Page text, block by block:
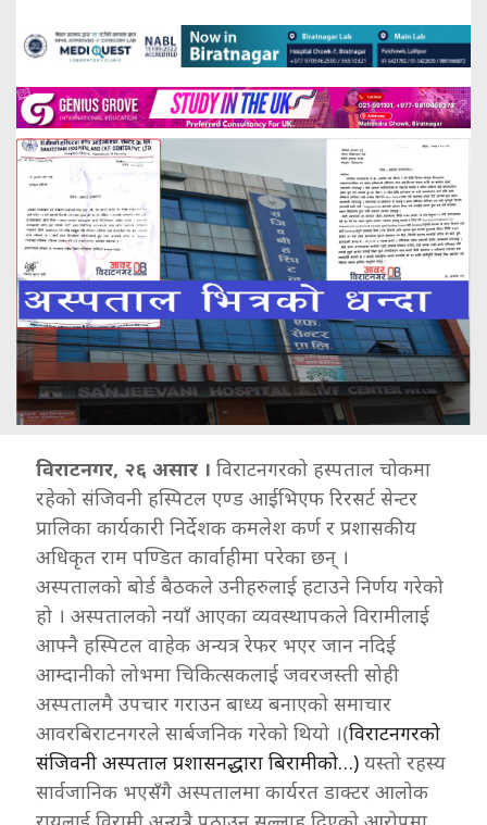
विराटनगर, २६ असार । विराटनगरको हस्पताल चोकमा
रहेको संजिवनी हस्पिटल एण्ड आईभिएफ रिरसर्ट सेन्टर
प्रालिका कार्यकारी निर्देशक कमलेश कर्ण र प्रशासकीय
अधिकृत राम पण्डित कार्वाहीमा परेका छन् ।
अस्पतालको बोर्ड बैठकले उनीहरुलाई हटाउने निर्णय गरेको
हो । अस्पतालको नयाँ आएका व्यवस्थापकले विरामीलाई
आफ्नै हस्पिटल वाहेक अन्यत्र रेफर भएर जान नदिई
आम्दानीको लोभमा चिकित्सकलाई जवरजस्ती सोही
अस्पतालमै उपचार गराउन बाध्य बनाएको समाचार
आवरबिराटनगरले सार्बजनिक गरेको थियो ।(विराटनगरको
संजिवनी अस्पताल प्रशासनद्धारा बिरामीको…) यस्तो रहस्य
सार्वजानिक भएसँगै अस्पतालमा कार्यरत डाक्टर आलोक